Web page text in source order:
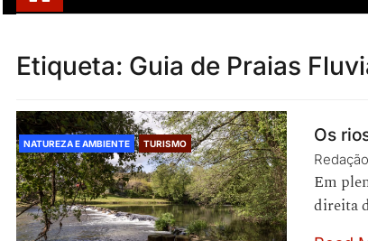
Etiqueta: Guia de Praias
NATUREZA E AMBIENTE TURISMO Os
Redação
Em
direita